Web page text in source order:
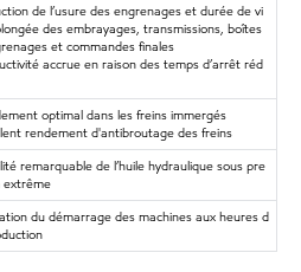
de l’usure des engrenages et durée de vi
des embrayages, transmissions, boîtes
et commandes finales
accrue en raison des temps d’arrêt réd
optimal dans les freins immergés
rendement d'antibroutage des freins
remarquable de l’huile hydraulique sous pre
extrême
du démarrage des machines aux heures d